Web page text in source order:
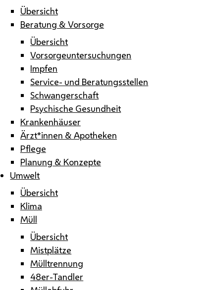
Übersicht
Beratung & Vorsorge
Übersicht
Vorsorgeuntersuchungen
Impfen
Service- und Beratungsstellen
Schwangerschaft
Psychische Gesundheit
Krankenhäuser
Ärzt*innen & Apotheken
Pflege
Planung & Konzepte
Umwelt
Übersicht
Klima
Müll
Übersicht
Mistplätze
Mülltrennung
48er-Tandler